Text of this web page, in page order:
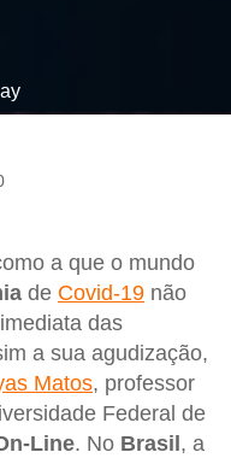
a que o mundo
de Covid-19 não
das
a sua agudização,
Matos, professor
Federal de
Line. No Brasil , a